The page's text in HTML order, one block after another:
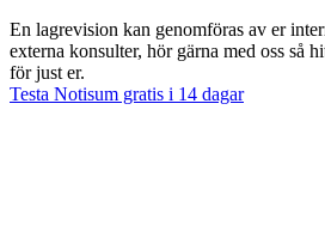
En lagrevision kan genomföras av er
externa konsulter, hör gärna med oss så
för just er.
Testa Notisum gratis i 14 dagar